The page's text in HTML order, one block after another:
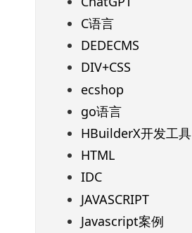
C语言
DEDECMS
DIV+CSS
ecshop
go语言
HBuilderX开发工具
HTML
IDC
JAVASCRIPT
Javascript案例